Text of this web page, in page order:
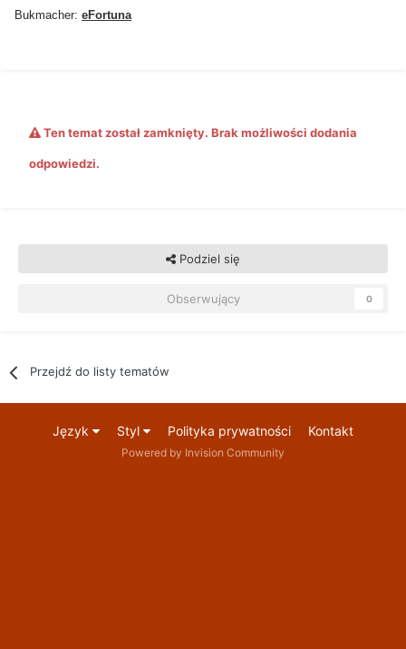
Bukmacher: eFortuna
Ten temat został zamknięty. Brak możliwości dodania
odpowiedzi.
Podziel się
Obserwujący 0
Przejdź do listy tematów
Język Styl Polityka prywatności Kontakt
Powered by Invision Community